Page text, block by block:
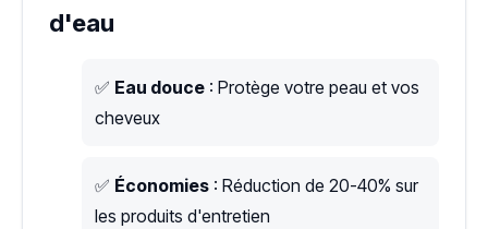
d'eau
✅ Eau douce : Protège votre peau et vos
cheveux
✅ Économies : Réduction de 20-40% sur
les produits d'entretien